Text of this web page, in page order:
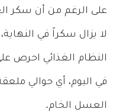
على الرغم من أن سكر
لا يزال سكراً في
في اليوم، أي حوالي
العسل الخام.